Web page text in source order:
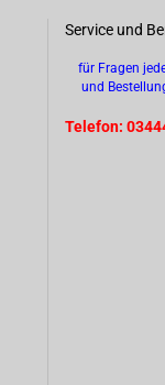
Service und
für Fragen
und
Telefon: